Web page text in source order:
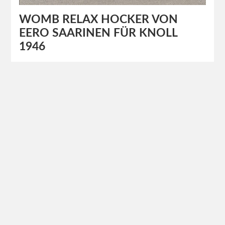
WOMB RELAX HOCKER VON
EERO SAARINEN FÜR KNOLL
1946